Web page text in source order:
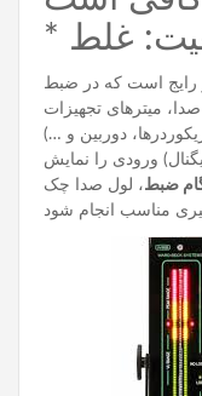
غلط
رایج است که در ضبط
میترهای تجهیزات
دوربین و …)
ورودی را نمایش
ضبط، لول صدا چک